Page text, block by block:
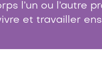
l’un ou l’autre
et travailler